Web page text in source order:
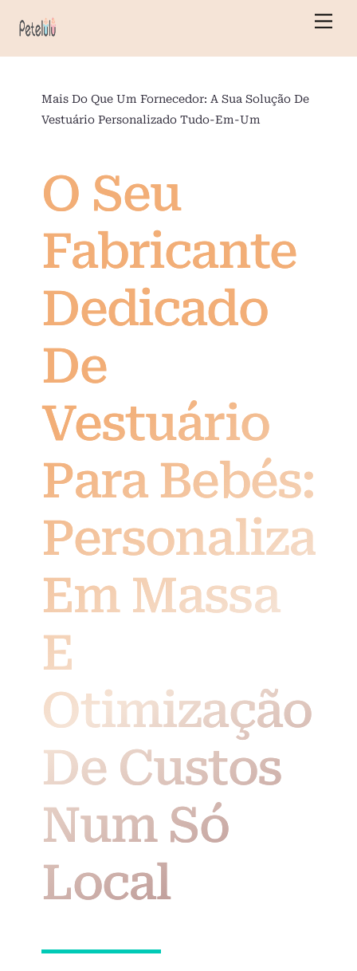
para
Mais Do Que Um Fornecedor: A Sua Solução De
Vestuário Personalizado Tudo-Em-Um
O Seu
Fabricante
Dedicado
De
Vestuário
Para Bebés:
Em Massa
E
Otimização
De Custos
Num Só
Local